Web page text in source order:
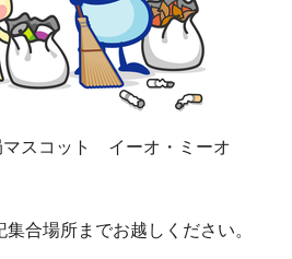
マスコット イーオ・ミーオ
合場所までお越しください。